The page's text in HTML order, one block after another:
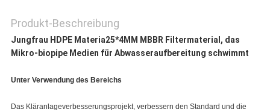
Produkt-Beschreibung
Jungfrau HDPE Materia25*4MM MBBR Filtermaterial, das
Mikro-biopipe Medien für Abwasseraufbereitung schwimmt
Unter Verwendung des Bereichs
Das Kläranlageverbesserungsprojekt, verbessern den Standard und die